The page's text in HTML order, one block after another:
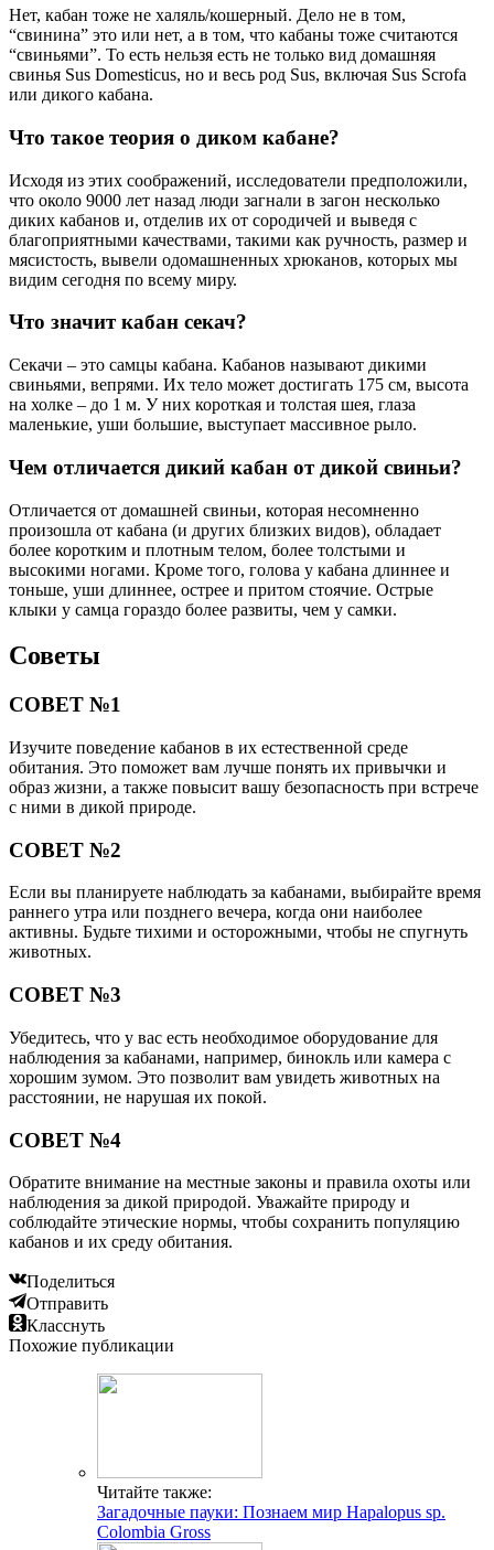
Нет, кабан тоже не халяль/кошерный. Дело не в том,
“свинина” это или нет, а в том, что кабаны тоже считаются
“свиньями”. То есть нельзя есть не только вид домашняя
свинья Sus Domesticus, но и весь род Sus, включая Sus Scrofa
или дикого кабана.
Что такое теория о диком кабане?
Исходя из этих соображений, исследователи предположили,
что около 9000 лет назад люди загнали в загон несколько
диких кабанов и, отделив их от сородичей и выведя с
благоприятными качествами, такими как ручность, размер и
мясистость, вывели одомашненных хрюканов, которых мы
видим сегодня по всему миру.
Что значит кабан секач?
Секачи – это самцы кабана. Кабанов называют дикими
свиньями, вепрями. Их тело может достигать 175 см, высота
на холке – до 1 м. У них короткая и толстая шея, глаза
маленькие, уши большие, выступает массивное рыло.
Чем отличается дикий кабан от дикой свиньи?
Отличается от домашней свиньи, которая несомненно
произошла от кабана (и других близких видов), обладает
более коротким и плотным телом, более толстыми и
высокими ногами. Кроме того, голова у кабана длиннее и
тоньше, уши длиннее, острее и притом стоячие. Острые
клыки у самца гораздо более развиты, чем у самки.
Советы
СОВЕТ №1
Изучите поведение кабанов в их естественной среде
обитания. Это поможет вам лучше понять их привычки и
образ жизни, а также повысит вашу безопасность при встрече
с ними в дикой природе.
СОВЕТ №2
Если вы планируете наблюдать за кабанами, выбирайте время
раннего утра или позднего вечера, когда они наиболее
активны. Будьте тихими и осторожными, чтобы не спугнуть
животных.
СОВЕТ №3
Убедитесь, что у вас есть необходимое оборудование для
наблюдения за кабанами, например, бинокль или камера с
хорошим зумом. Это позволит вам увидеть животных на
расстоянии, не нарушая их покой.
СОВЕТ №4
Обратите внимание на местные законы и правила охоты или
наблюдения за дикой природой. Уважайте природу и
соблюдайте этические нормы, чтобы сохранить популяцию
кабанов и их среду обитания.
Поделиться
Отправить
Класснуть
Похожие публикации
Читайте также:
Загадочные пауки: Познаем мир Hapalopus sp.
Colombia Gross